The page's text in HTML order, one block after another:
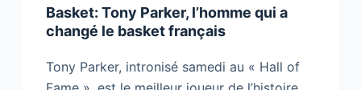
Basket: Tony Parker, l’homme qui a
changé le basket français
Tony Parker, intronisé samedi au « Hall of